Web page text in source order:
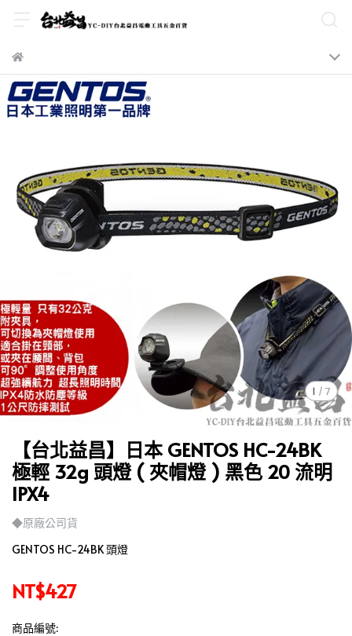
1 / 7
【台北益昌】日本 GENTOS HC-24BK
極輕 32g 頭燈 ( 夾帽燈 ) 黑色 20 流明
IPX4
◆原廠公司貨
GENTOS HC-24BK 頭燈
NT$427
商品編號: